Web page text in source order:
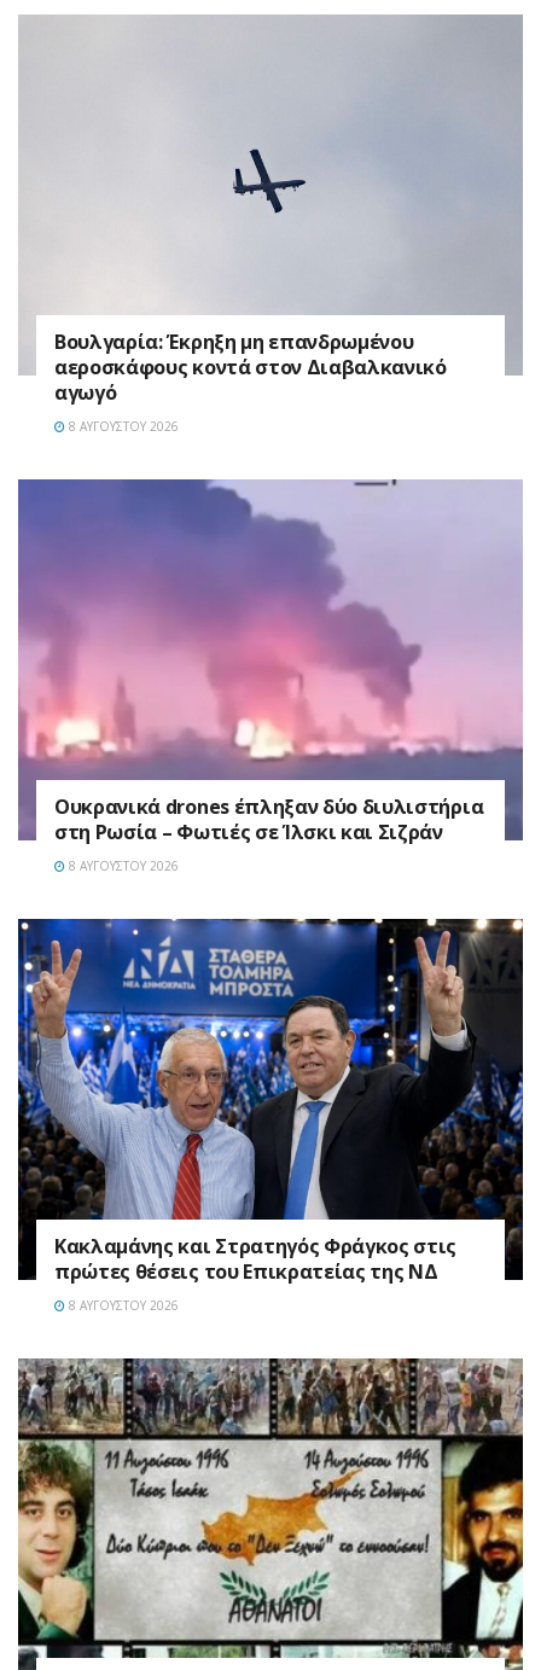
Βουλγαρία: Έκρηξη μη επανδρωμένου
αεροσκάφους κοντά στον Διαβαλκανικό
αγωγό
8 ΑΥΓΟΎΣΤΟΥ 2026
Ουκρανικά drones έπληξαν δύο διυλιστήρια
στη Ρωσία – Φωτιές σε Ίλσκι και Σιζράν
8 ΑΥΓΟΎΣΤΟΥ 2026
Κακλαμάνης και Στρατηγός Φράγκος στις
πρώτες θέσεις του Επικρατείας της ΝΔ
8 ΑΥΓΟΎΣΤΟΥ 2026